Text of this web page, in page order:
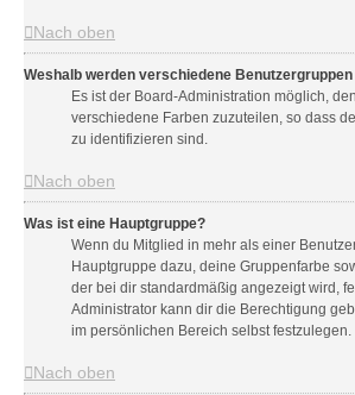
Nach oben
Weshalb werden verschiedene
Es ist der Board-Administration möglich,
verschiedene Farben zuzuteilen, so dass
zu identifizieren sind.
Nach oben
Was ist eine Hauptgruppe?
Wenn du Mitglied in mehr als einer
Hauptgruppe dazu, deine Gruppenfarbe
der bei dir standardmäßig angezeigt wird,
Administrator kann dir die Berechtigung
im persönlichen Bereich selbst festzulegen.
Nach oben